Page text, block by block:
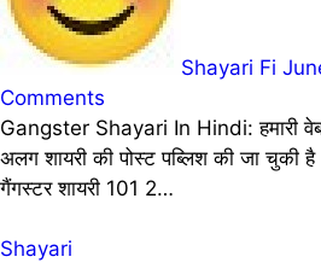
Shayari Fi
Comments
Gangster Shayari In Hindi: हमारी वेबसाइट पर अभी तक कई अलग
अलग शायरी की पोस्ट पब्लिश की जा
गैंगस्टर शायरी 101 2…
Shayari